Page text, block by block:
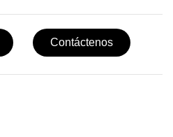
Contáctenos